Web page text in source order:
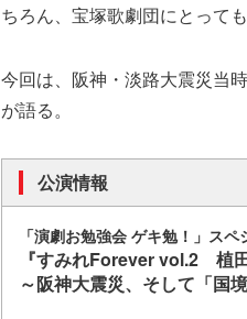
ちろん、宝塚歌劇団にとって
今回は、阪神・淡路大震災当
が語る。
公演情報
「演劇お勉強会 ゲキ勉！」スペ
『すみれForever vol.2 植
～阪神大震災、そして「国